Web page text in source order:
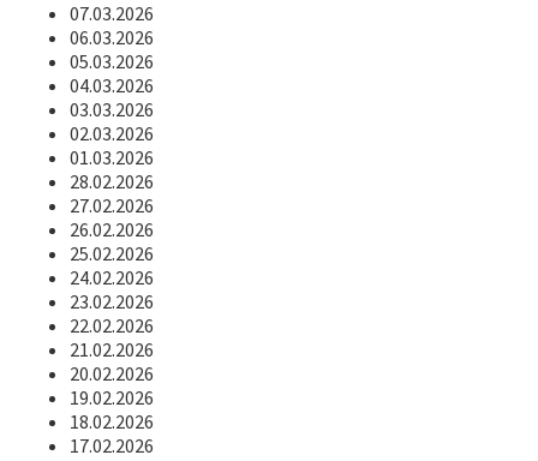
07.03.2026
06.03.2026
05.03.2026
04.03.2026
03.03.2026
02.03.2026
01.03.2026
28.02.2026
27.02.2026
26.02.2026
25.02.2026
24.02.2026
23.02.2026
22.02.2026
21.02.2026
20.02.2026
19.02.2026
18.02.2026
17.02.2026